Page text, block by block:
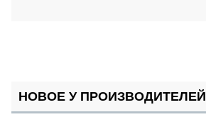
НОВОЕ У ПРОИЗВОДИТЕЛЕЙ